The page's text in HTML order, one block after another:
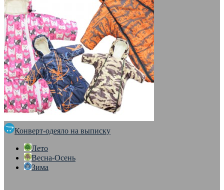
Конверт-одеяло на выписку
Лето
Весна-Осень
Зима